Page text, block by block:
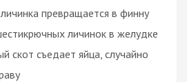
превращается в финну
личинок в желудке
скот съедает яйца, случайно